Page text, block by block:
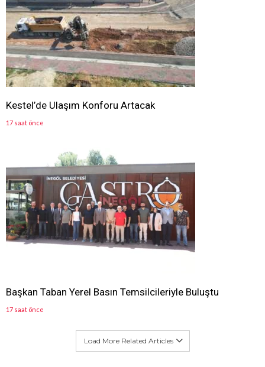
Kestel’de Ulaşım Konforu Artacak
17 saat önce
Başkan Taban Yerel Basın Temsilcileriyle Buluştu
17 saat önce
Load More Related Articles